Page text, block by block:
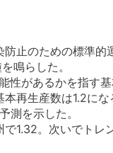
止のための標準
鳴らした。
性があるかを指す
再生産数は1.2に
測を示した。
1.32。次いでトレ